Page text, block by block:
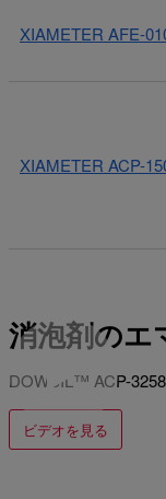
XIAMETER AFE-
XIAMETER ACP-
消泡剤のエ
DOWSIL™ ACP-
ビデオを見る